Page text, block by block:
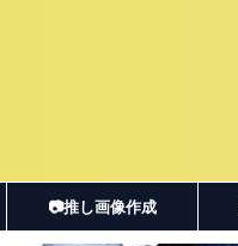
📷推し画像作成